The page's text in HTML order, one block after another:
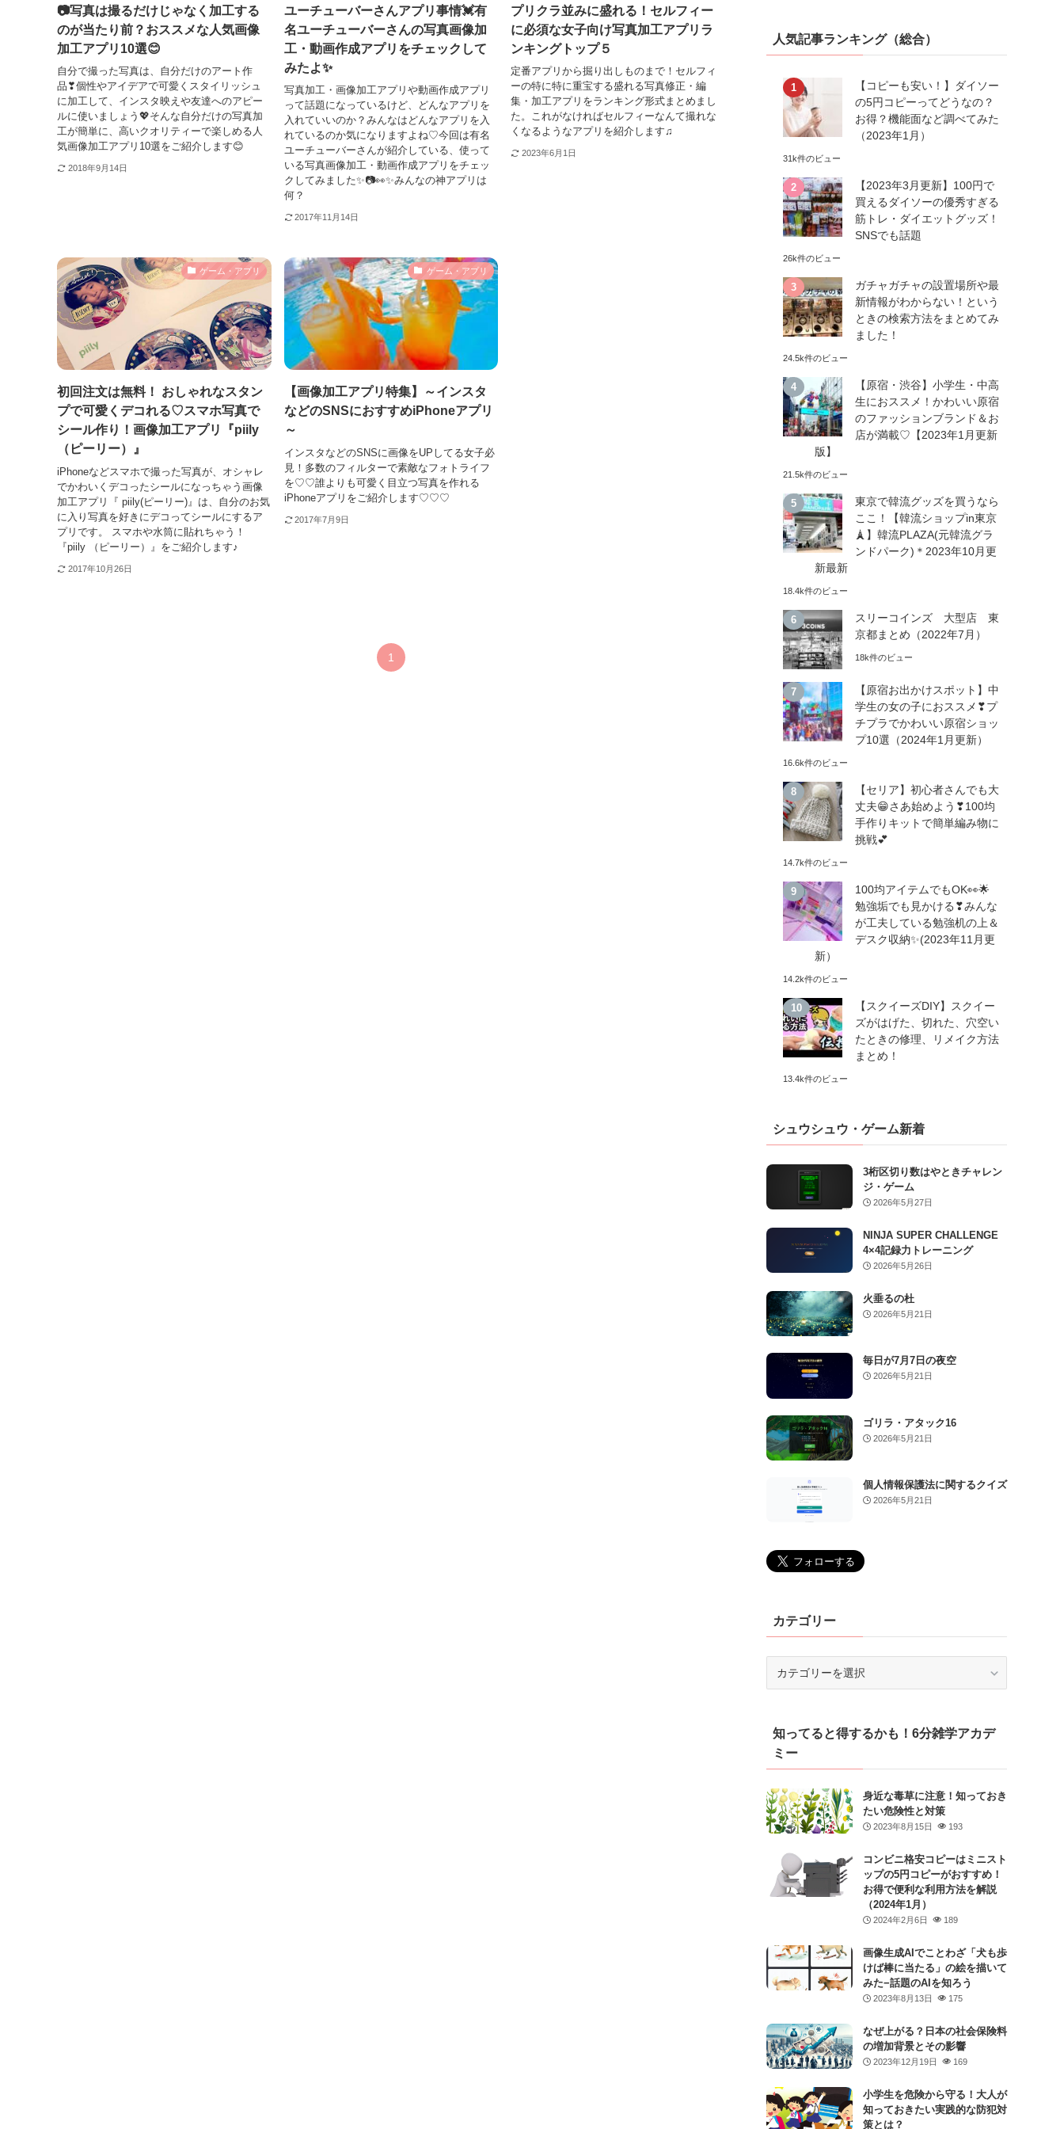
📷写真は撮るだけじゃなく加工する
のが当たり前？おススメな人気画像
加工アプリ10選😊
自分で撮った写真は、自分だけのアート作
品❣個性やアイデアで可愛くスタイリッシュ
に加工して、インスタ映えや友達へのアピー
ルに使いましょう💖そんな自分だけの写真加
工が簡単に、高いクオリティーで楽しめる人
気画像加工アプリ10選をご紹介します😊
2018年9月14日
ユーチューバーさんアプリ事情💓有
名ユーチューバーさんの写真画像加
工・動画作成アプリをチェックして
みたよ✨
写真加工・画像加工アプリや動画作成アプリ
って話題になっているけど、どんなアプリを
入れていいのか？みんなはどんなアプリを入
れているのか気になりますよね♡今回は有名
ユーチューバーさんが紹介している、使って
いる写真画像加工・動画作成アプリをチェッ
クしてみました✨📷👀✨みんなの神アプリは
何？
2017年11月14日
プリクラ並みに盛れる！セルフィー
に必須な女子向け写真加工アプリラ
ンキングトップ５
定番アプリから掘り出しものまで！セルフィ
ーの特に特に重宝する盛れる写真修正・編
集・加工アプリをランキング形式まとめまし
た。これがなければセルフィーなんて撮れな
くなるようなアプリを紹介します♫
2023年6月1日
ゲーム・アプリ
初回注文は無料！ おしゃれなスタン
プで可愛くデコれる♡スマホ写真で
シール作り！画像加工アプリ『piily
（ピーリー）』
iPhoneなどスマホで撮った写真が、オシャレ
でかわいくデコったシールになっちゃう画像
加工アプリ『 piily(ピーリー)』は、自分のお気
に入り写真を好きにデコってシールにするア
プリです。 スマホや水筒に貼れちゃう！
『piily （ピーリー）』をご紹介します♪
2017年10月26日
ゲーム・アプリ
【画像加工アプリ特集】～インスタ
などのSNSにおすすめiPhoneアプリ
～
インスタなどのSNSに画像をUPしてる女子必
見！多数のフィルターで素敵なフォトライフ
を♡♡誰よりも可愛く目立つ写真を作れる
iPhoneアプリをご紹介します♡♡♡
2017年7月9日
1
人気記事ランキング（総合）
【コピーも安い！】ダイソー
の5円コピーってどうなの？
お得？機能面など調べてみた
（2023年1月）
31k件のビュー
【2023年3月更新】100円で
買えるダイソーの優秀すぎる
筋トレ・ダイエットグッズ！
SNSでも話題
26k件のビュー
ガチャガチャの設置場所や最
新情報がわからない！という
ときの検索方法をまとめてみ
ました！
24.5k件のビュー
【原宿・渋谷】小学生・中高
生におススメ！かわいい原宿
のファッションブランド＆お
店が満載♡【2023年1月更新
版】
21.5k件のビュー
東京で韓流グッズを買うなら
ここ！【韓流ショップin東京
🗼】韓流PLAZA(元韓流グラ
ンドパーク)＊2023年10月更
新最新
18.4k件のビュー
スリーコインズ 大型店 東
京都まとめ（2022年7月）
18k件のビュー
【原宿お出かけスポット】中
学生の女の子におススメ❣プ
チプラでかわいい原宿ショッ
プ10選（2024年1月更新）
16.6k件のビュー
【セリア】初心者さんでも大
丈夫😁さあ始めよう❣100均
手作りキットで簡単編み物に
挑戦💕
14.7k件のビュー
100均アイテムでもOK👀🌟
勉強垢でも見かける❣みんな
が工夫している勉強机の上＆
デスク収納✨(2023年11月更
新）
14.2k件のビュー
【スクイーズDIY】スクイー
ズがはげた、切れた、穴空い
たときの修理、リメイク方法
まとめ！
13.4k件のビュー
シュウシュウ・ゲーム新着
3桁区切り数はやときチャレン
ジ・ゲーム
2026年5月27日
NINJA SUPER CHALLENGE
4×4記録力トレーニング
2026年5月26日
火垂るの杜
2026年5月21日
毎日が7月7日の夜空
2026年5月21日
ゴリラ・アタック16
2026年5月21日
個人情報保護法に関するクイズ
2026年5月21日
カテゴリー
ー知ってると得するかも！6分雑学アカデ
ミー
身近な毒草に注意！知っておき
たい危険性と対策
2023年8月15日 193
コンビニ格安コピーはミニスト
ップの5円コピーがおすすめ！
お得で便利な利用方法を解説
（2024年1月）
2024年2月6日 189
画像生成AIでことわざ「犬も歩
けば棒に当たる」の絵を描いて
みた−話題のAIを知ろう
2023年8月13日 175
なぜ上がる？日本の社会保険料
の増加背景とその影響
2023年12月19日 169
小学生を危険から守る！大人が
知っておきたい実践的な防犯対
策とは？